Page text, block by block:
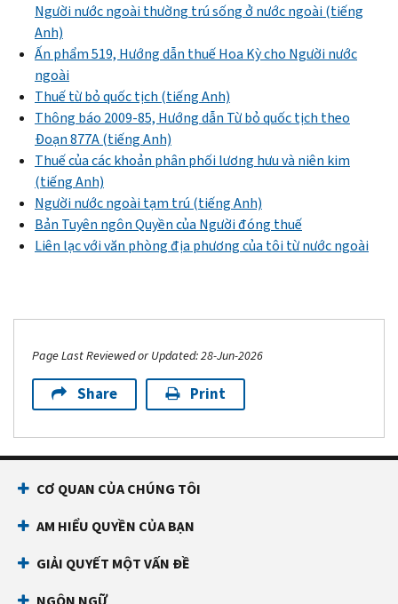
Người nước ngoài thường trú sống ở nước ngoài (tiếng
Anh)
Ấn phẩm 519, Hướng dẫn thuế Hoa Kỳ cho Người nước
ngoài
Thuế từ bỏ quốc tịch (tiếng Anh)
Thông báo 2009-85, Hướng dẫn Từ bỏ quốc tịch theo
Đoạn 877A (tiếng Anh)
Thuế của các khoản phân phối lương hưu và niên kim
(tiếng Anh)
Người nước ngoài tạm trú (tiếng Anh)
Bản Tuyên ngôn Quyền của Người đóng thuế
Liên lạc với văn phòng địa phương của tôi từ nước ngoài
Page Last Reviewed or Updated: 28-Jun-2026
Share Print
CƠ QUAN CỦA CHÚNG TÔI
AM HIỂU QUYỀN CỦA BẠN
GIẢI QUYẾT MỘT VẤN ĐỀ